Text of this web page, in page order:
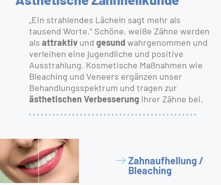
„Ein strahlendes Lächeln sagt mehr als
tausend Worte.“ Schöne, weiße Zähne werden
als attraktivund gesundwahrgenommen und
verleihen eine jugendliche und positive
Ausstrahlung. Kosmetische Maßnahmen wie
Bleaching und Veneers ergänzen unser
Behandlungsspektrum und tragen zur
ästhetischen Verbesserung Ihrer Zähne bei.
Zahnaufhellung /
Bleaching